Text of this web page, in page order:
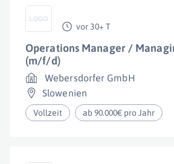
vor 30+ T
Operations Manager /
(m/f/d)
Webersdorfer GmbH
Slowenien
Vollzeit ab 90.000€ pro Jahr